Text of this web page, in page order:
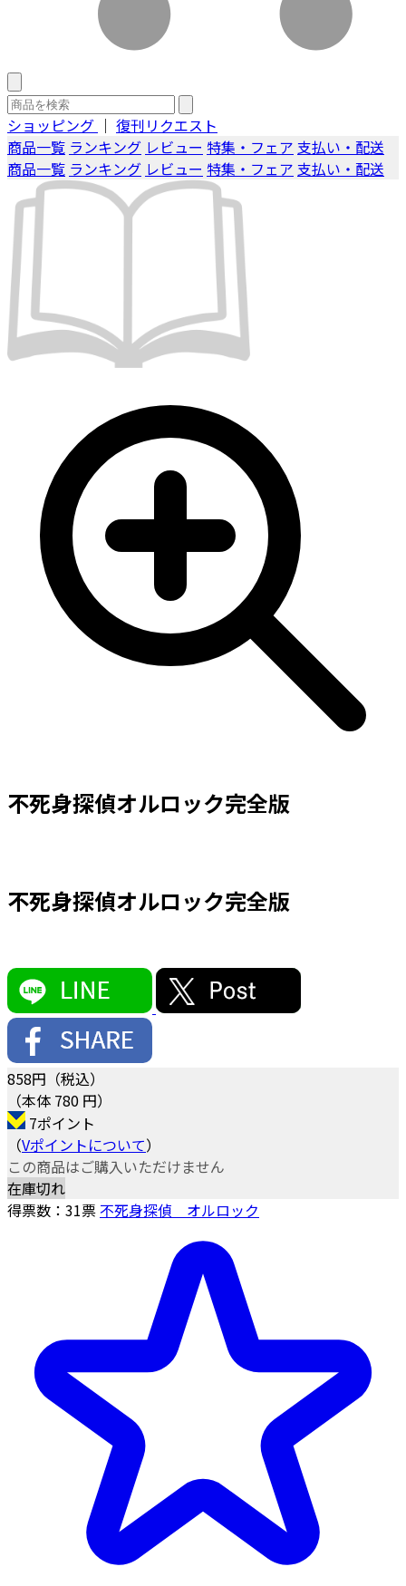
ショッピング ｜ 復刊リクエスト
商品一覧 ランキング レビュー 特集・フェア 支払い・配送
商品一覧 ランキング レビュー 特集・フェア 支払い・配送
不死身探偵オルロック完全版
不死身探偵オルロック完全版
858円（税込）
（本体 780 円）
7ポイント
（Vポイントについて）
この商品はご購入いただけません
在庫切れ
得票数： 31票不死身探偵 オルロック